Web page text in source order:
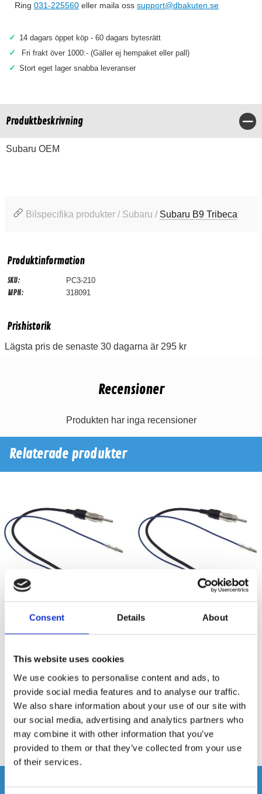
Consent Details About
This website uses cookies
We use cookies to personalise content and ads, to
provide social media features and to analyse our traffic.
We also share information about your use of our site with
our social media, advertising and analytics partners who
may combine it with other information that you’ve
provided to them or that they’ve collected from your use
of their services.
Ring 031-225560 eller maila oss support@dbakuten.se
✓ 14 dagars öppet köp - 60 dagars bytesrätt
✓ Fri frakt över 1000:- (Gäller ej hempaket eller pall)
✓ Stort eget lager snabba leveranser
Produktbeskrivning
Subaru OEM
Bilspecifika produkter / Subaru / Subaru B9 Tribeca
Produktinformation
SKU: PC3-210
MPN: 318091
Prishistorik
Lägsta pris de senaste 30 dagarna är 295 kr
Recensioner
Produkten har inga recensioner
Relaterade produkter
Antenn Adapter
Passar�Subaru
Snabblager 1-3 dagar
Finns i lagershop Göteborg
199 kr/st
Köp
Snabblager 1-3 dagar
Finns i lagershop Göteborg
199 kr
Köp